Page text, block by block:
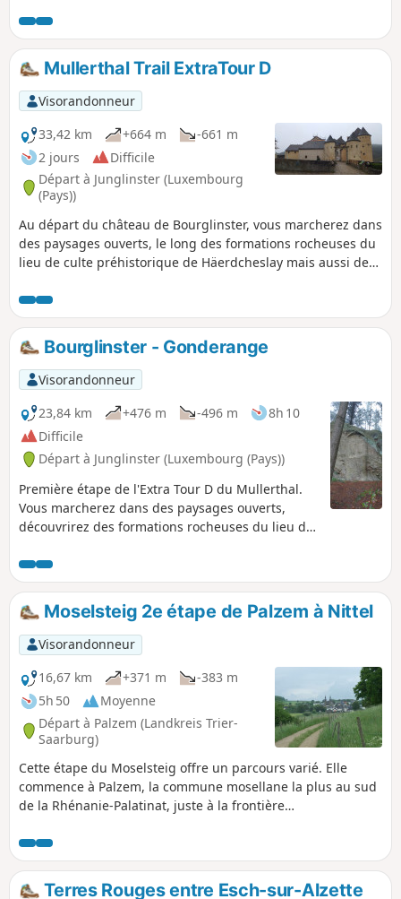
Bourglinster sera votre point final.
Mullerthal Trail ExtraTour D
Visorandonneur
33,42 km
+664 m
-661 m
2 jours
Difficile
Départ à Junglinster (Luxembourg
(Pays))
Au départ du château de Bourglinster, vous marcherez dans
des paysages ouverts, le long des formations rocheuses du
lieu de culte préhistorique de Häerdcheslay mais aussi de
forestiers notamment au «Gatter», la forêt privée de 500ha
de la famille grand-ducale accessible au public depuis
2009. Cet ExtraTour relie la région du Mullerthal au
Grünewald, une forêt près de la capitale.
Bourglinster - Gonderange
Visorandonneur
23,84 km
+476 m -496 m
8h 10
Difficile
Départ à Junglinster (Luxembourg (Pays))
Première étape de l'Extra Tour D du Mullerthal.
Vous marcherez dans des paysages ouverts,
découvrirez des formations rocheuses du lieu de
Eisenherstellung (emplacement d'anciens hauts
fourneaux) et foulerez des chemins forestiers.
Moselsteig 2e étape de Palzem à Nittel
Visorandonneur
16,67 km
+371 m
-383 m
5h 50
Moyenne
Départ à Palzem (Landkreis Trier-
Saarburg)
Cette étape du Moselsteig offre un parcours varié. Elle
commence à Palzem, la commune mosellane la plus au sud
de la Rhénanie-Palatinat, juste à la frontière
deux tours vaut le détour. La randonnée traverse des bois et
des prairies, avec quelques points de vue sur la Moselle et
des possibilités de faire une pause. À la fin, on redescend à
Terres Rouges entre Esch-sur-Alzette